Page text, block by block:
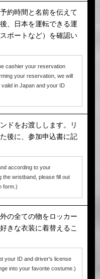
約時間と名前を伝えて
、日本を運転できる運
ポートなど）を確認い
cashier your reservation
your reservation, we will
in Japan and your ID
ドをお渡しします。リ
後に、参加申込書に記
according to your
the wristband, please fill out
form.)
の全ての物をロッカー
きな衣装に着替えるこ
your ID and driver's license
into your favorite costume.)